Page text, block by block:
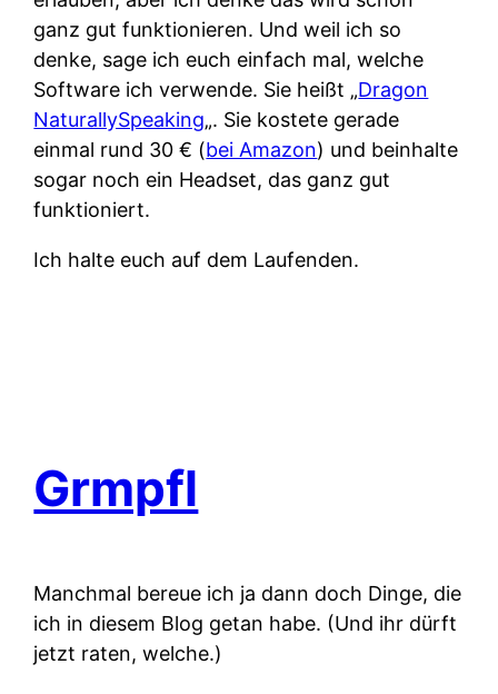
ganz gut funktionieren. Und weil ich so
denke, sage ich euch einfach mal, welche
Software ich verwende. Sie heißt „Dragon
NaturallySpeaking„. Sie kostete gerade
einmal rund 30 € (bei Amazon) und beinhalte
sogar noch ein Headset, das ganz gut
funktioniert.
Ich halte euch auf dem Laufenden.
Grmpfl
Manchmal bereue ich ja dann doch Dinge, die
ich in diesem Blog getan habe. (Und ihr dürft
jetzt raten, welche.)